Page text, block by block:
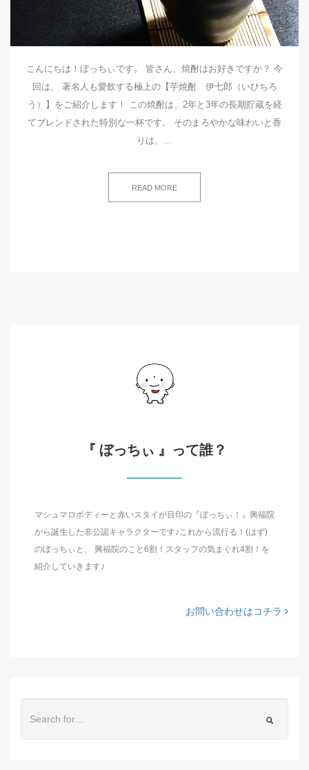
こんにちは！ぼっちぃです。 皆さん、焼酎はお好きですか？ 今
回は、 著名人も愛飲する極上の【芋焼酎 伊七郎（いひちろ
う）】をご紹介します！ この焼酎は、2年と3年の長期貯蔵を経
てブレンドされた特別な一杯です。 そのまろやかな味わいと香
りは、…
READ MORE
『 ぼっちぃ 』って誰？
マシュマロボディーと赤いスタイが目印の『ぼっちぃ！』興福院
から誕生した非公認キャラクターです♪これから流行る！(はず)
のぼっちぃと、 興福院のこと6割！スタッフの気まぐれ4割！を
紹介していきます♪
お問い合わせはコチラ